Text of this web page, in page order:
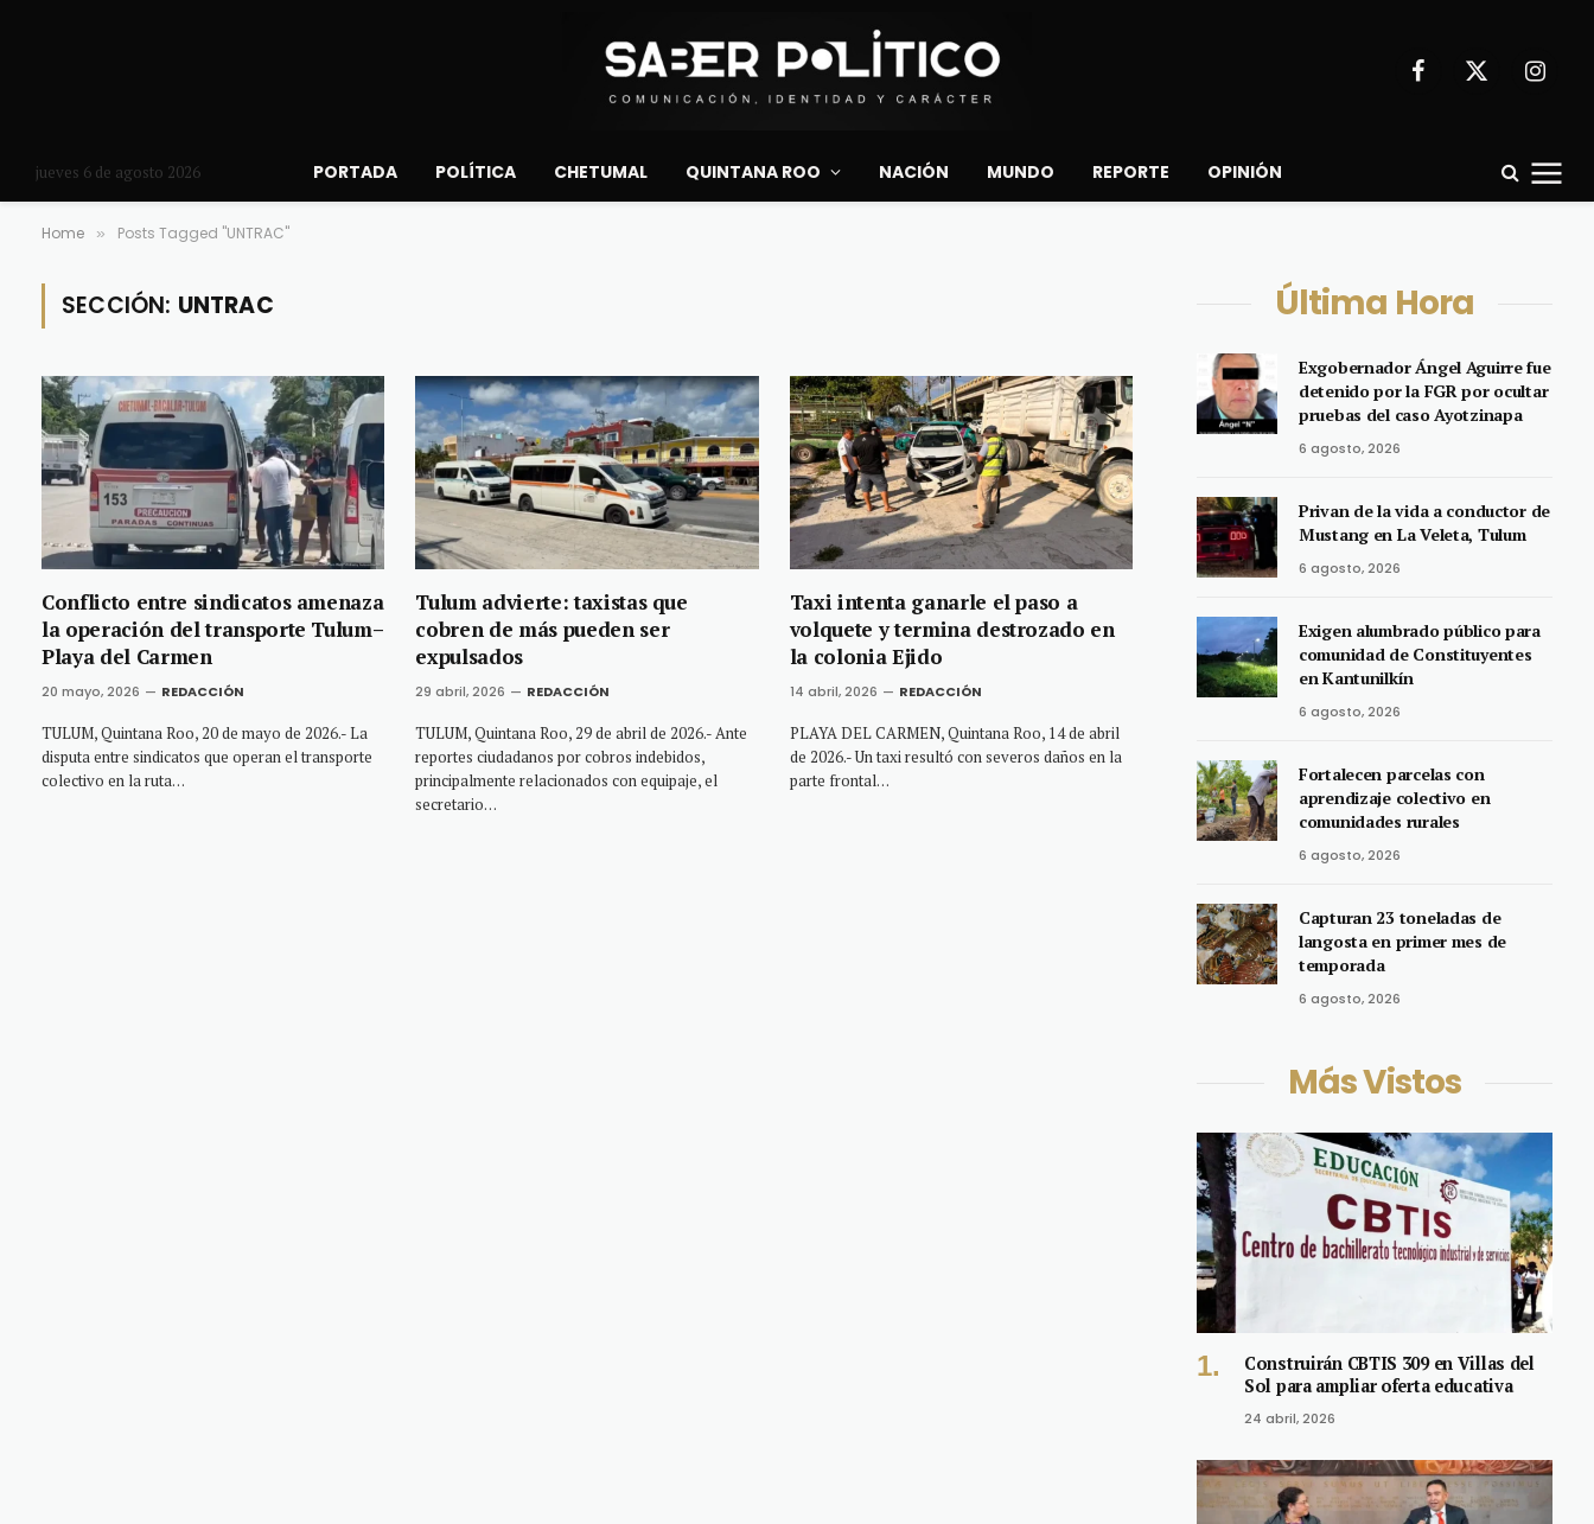
Facebook
X
jueves 6 de agosto 2026 PORTADA POLÍTICA CHETUMAL QUINTANA ROO NACIÓN MUNDO REPORTE OPINIÓN
Home » Posts Tagged "UNTRAC"
SECCIÓN: UNTRAC
Conflicto entre sindicatos amenaza
la operación del transporte Tulum–
Playa del Carmen
20 mayo, 2026 REDACCIÓN
TULUM, Quintana Roo, 20 de mayo de 2026.- La
disputa entre sindicatos que operan el transporte
colectivo en la ruta…
Tulum advierte: taxistas que
cobren de más pueden ser
expulsados
29 abril, 2026 REDACCIÓN
TULUM, Quintana Roo, 29 de abril de 2026.- Ante
reportes ciudadanos por cobros indebidos,
principalmente relacionados con equipaje, el
secretario…
Taxi intenta ganarle el paso a
volquete y termina destrozado en
la colonia Ejido
14 abril, 2026 REDACCIÓN
PLAYA DEL CARMEN, Quintana Roo, 14 de abril
de 2026.- Un taxi resultó con severos daños en la
parte frontal…
Última Hora
Exgobernador Ángel Aguirre fue
detenido por la FGR por ocultar
pruebas del caso Ayotzinapa
6 agosto, 2026
Privan de la vida a conductor de
Mustang en La Veleta, Tulum
6 agosto, 2026
Exigen alumbrado público para
comunidad de Constituyentes
en Kantunilkín
6 agosto, 2026
Fortalecen parcelas con
aprendizaje colectivo en
comunidades rurales
6 agosto, 2026
Capturan 23 toneladas de
langosta en primer mes de
temporada
6 agosto, 2026
Más Vistos
Construirán CBTIS 309 en Villas del
Sol para ampliar oferta educativa
24 abril, 2026